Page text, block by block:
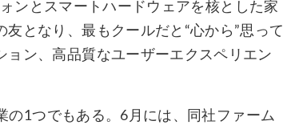
ンとスマートハードウェアを核とした家
となり、最もクールだと“心から”思って
ン、高品質なユーザーエクスペリエン
の1つでもある。6月には、同社ファーム